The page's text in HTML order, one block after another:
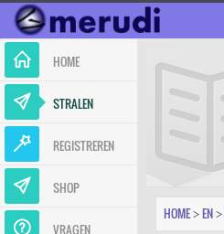
HOME
STRALEN
REGISTREREN
SHOP
VRAGEN
HOME > EN >